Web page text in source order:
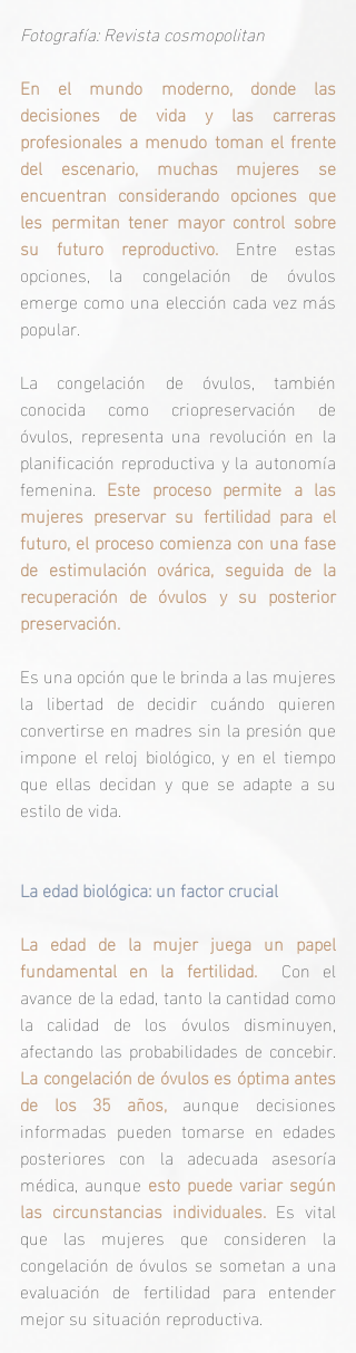
Fotografía: Revista cosmopolitan
En el mundo moderno, donde las
decisiones de vida y las carreras
profesionales a menudo toman el frente
del escenario, muchas mujeres se
encuentran considerando opciones que
les permitan tener mayor control sobre
su futuro reproductivo. Entre estas
opciones, la congelación de óvulos
emerge como una elección cada vez más
popular.
La congelación de óvulos, también
conocida como criopreservación de
óvulos, representa una revolución en la
planificación reproductiva y la autonomía
femenina. Este proceso permite a las
mujeres preservar su fertilidad para el
futuro, el proceso comienza con una fase
de estimulación ovárica, seguida de la
recuperación de óvulos y su posterior
preservación.
Es una opción que le brinda a las mujeres
la libertad de decidir cuándo quieren
convertirse en madres sin la presión que
impone el reloj biológico, y en el tiempo
que ellas decidan y que se adapte a su
estilo de vida.
La edad biológica: un factor crucial
La edad de la mujer juega un papel
fundamental en la fertilidad.
  Con el
avance de la edad, tanto la cantidad como
la calidad de los óvulos disminuyen,
La congelación de óvulos es óptima antes
de los 35 años, aunque decisiones
informadas pueden tomarse en edades
posteriores con la adecuada asesoría
médica, aunque esto puede variar según
las circunstancias individuales. Es vital
que las mujeres que consideren la
congelación de óvulos se sometan a una
evaluación de fertilidad para entender
mejor su situación reproductiva.